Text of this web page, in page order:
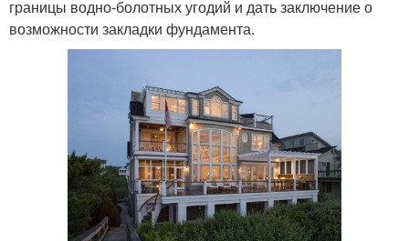
границы водно-болотных угодий и дать заключение о
возможности закладки фундамента.